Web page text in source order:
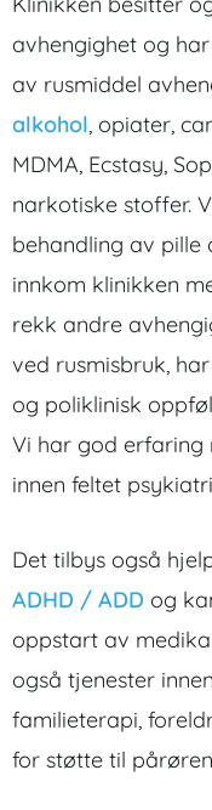
avhengighet og
av rusmiddel
alkohol, opiater,
MDMA, Ecstasy,
narkotiske stoffer.
behandling av
innkom klinikken
rekk andre
ved rusmisbruk,
og poliklinisk
Vi har god erfaring
innen feltet
Det tilbys også
ADHD / ADD og
oppstart av
også tjenester
familieterapi,
for støtte til